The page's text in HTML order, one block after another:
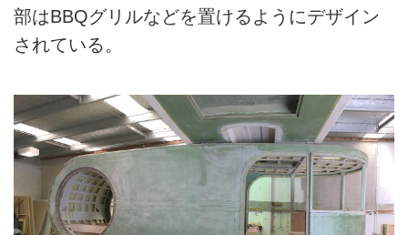
部はBBQグリルなどを置けるようにデザイン
されている。